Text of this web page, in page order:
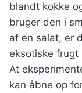
blandt kokke
bruger den i
af en salat, er
eksotiske frugt
At
kan åbne op